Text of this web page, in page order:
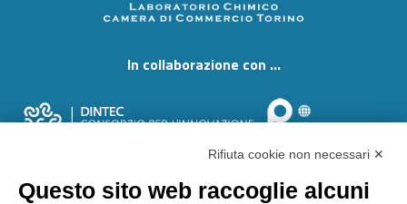
In collaborazione con ...
Rifiuta cookie non necessari ✕
Questo sito web raccoglie alcuni